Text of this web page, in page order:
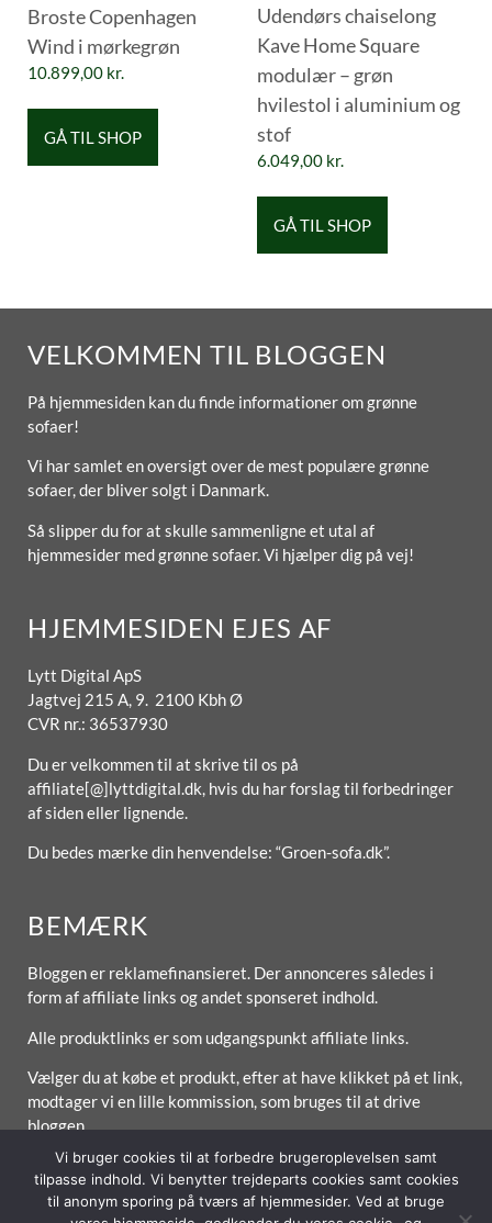
Broste Copenhagen
Wind i mørkegrøn
10.899,00 kr.
GÅ TIL SHOP
Udendørs chaiselong
Kave Home Square
modulær – grøn
hvilestol i aluminium og
stof
6.049,00 kr.
GÅ TIL SHOP
VELKOMMEN TIL BLOGGEN
På hjemmesiden kan du finde informationer om grønne
sofaer!
Vi har samlet en oversigt over de mest populære grønne
sofaer, der bliver solgt i Danmark.
Så slipper du for at skulle sammenligne et utal af
hjemmesider med grønne sofaer. Vi hjælper dig på vej!
HJEMMESIDEN EJES AF
Lytt Digital ApS
Jagtvej 215 A, 9. 2100 Kbh Ø
CVR nr.: 36537930
Du er velkommen til at skrive til os på
affiliate[@]lyttdigital.dk, hvis du har forslag til forbedringer
af siden eller lignende.
Du bedes mærke din henvendelse: “Groen-sofa.dk”.
BEMÆRK
Bloggen er reklamefinansieret. Der annonceres således i
form af affiliate links og andet sponseret indhold.
Alle produktlinks er som udgangspunkt affiliate links.
Vælger du at købe et produkt, efter at have klikket på et link,
modtager vi en lille kommission, som bruges til at drive
bloggen.
Vi bruger cookies til at forbedre brugeroplevelsen samt
tilpasse indhold. Vi benytter trejdeparts cookies samt cookies
til anonym sporing på tværs af hjemmesider. Ved at bruge